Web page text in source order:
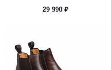
29 990 ₽